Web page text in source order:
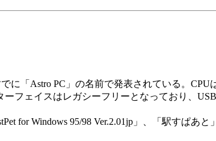
「Astro PC」の名前で発表されている。CPU
フェイスはレガシーフリーとなっており、
for Windows 95/98 Ver.2.01jp」、「駅すぱあと